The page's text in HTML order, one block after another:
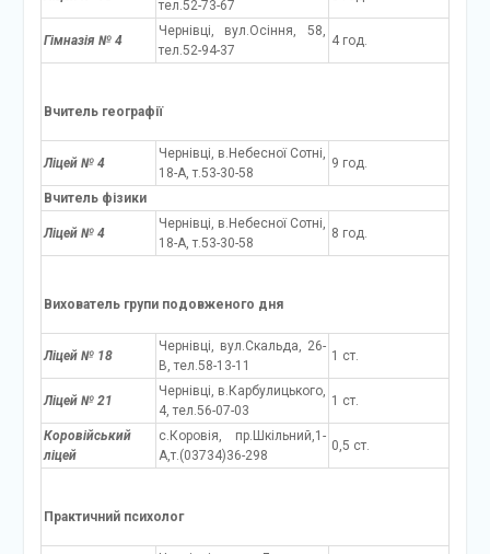
тел.52-73-67
Гімназія № 4
Чернівці, вул.Осіння, 58,
тел.52-94-37
4 год.
Вчитель географії
Ліцей № 4
Чернівці, в.Небесної Сотні,
18-А, т.53-30-58
9 год.
Вчитель фізики
Ліцей № 4
Чернівці, в.Небесної Сотні,
18-А, т.53-30-58
8 год.
Вихователь групи подовженого дня
Ліцей № 18
Чернівці, вул.Скальда, 26-
В, тел.58-13-11
1 ст.
Ліцей № 21
Чернівці, в.Карбулицького,
4, тел.56-07-03
1 ст.
Коровійський
ліцей
с.Коровія, пр.Шкільний,1-
А,т.(03734)36-298
0,5 ст.
Практичний психолог